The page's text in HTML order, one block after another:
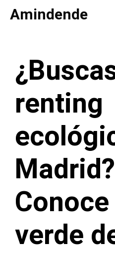
SaltarAmindende
renting
Madrid?
verde